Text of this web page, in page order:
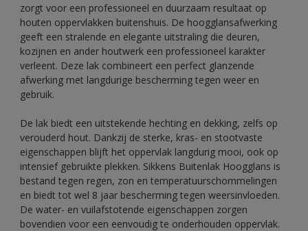
zorgt voor een professioneel en duurzaam resultaat op
houten oppervlakken buitenshuis. De hoogglansafwerking
geeft een stralende en elegante uitstraling die deuren,
kozijnen en ander houtwerk een professioneel karakter
verleent. Deze lak combineert een perfect glanzende
afwerking met langdurige bescherming tegen weer en
gebruik.
De lak biedt een uitstekende hechting en dekking, zelfs op
verouderd hout. Dankzij de sterke, kras- en stootvaste
eigenschappen blijft het oppervlak langdurig mooi, ook op
intensief gebruikte plekken. Sikkens Buitenlak Hoogglans is
bestand tegen regen, zon en temperatuurschommelingen
en biedt tot wel 8 jaar bescherming tegen weersinvloeden.
De water- en vuilafstotende eigenschappen zorgen
bovendien voor een eenvoudig te onderhouden oppervlak.